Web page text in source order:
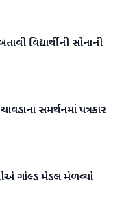
વિદ્યાર્થીની સોનાની
સમર્થનમાં પત્રકાર
ગોલ્ડ મેડલ મેળવ્યો